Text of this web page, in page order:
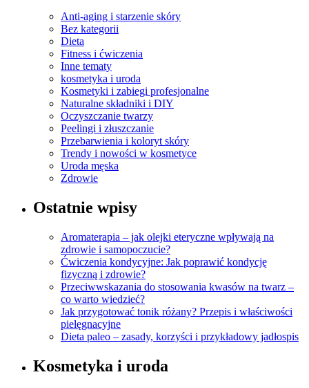
Anti-aging i starzenie skóry
Bez kategorii
Dieta
Fitness i ćwiczenia
Inne tematy
kosmetyka i uroda
Kosmetyki i zabiegi profesjonalne
Naturalne składniki i DIY
Oczyszczanie twarzy
Peelingi i złuszczanie
Przebarwienia i koloryt skóry
Trendy i nowości w kosmetyce
Uroda męska
Zdrowie
Ostatnie wpisy
Aromaterapia – jak olejki eteryczne wpływają na
zdrowie i samopoczucie?
Ćwiczenia kondycyjne: Jak poprawić kondycję
fizyczną i zdrowie?
Przeciwwskazania do stosowania kwasów na twarz –
co warto wiedzieć?
Jak przygotować tonik różany? Przepis i właściwości
pielęgnacyjne
Dieta paleo – zasady, korzyści i przykładowy jadłospis
Kosmetyka i uroda